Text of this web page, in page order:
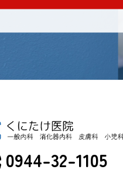
0944-32-1105